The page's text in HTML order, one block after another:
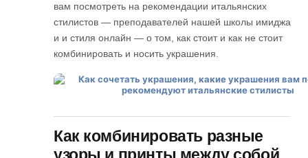
вам посмотреть на рекомендации итальянских
стилистов — преподавателей нашей школы имиджа
и и стиля онлайн — о том, как стоит и как не стоит
комбинировать и носить украшения.
Как комбинировать разные